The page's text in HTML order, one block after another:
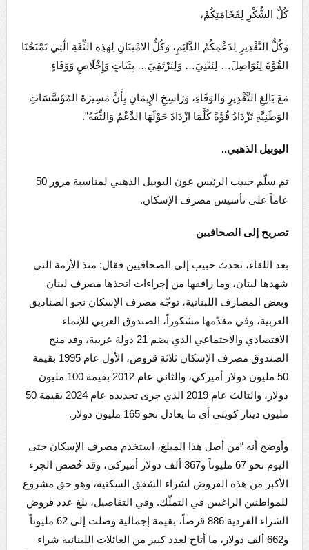
كُلُّ الشُّكْرِ لِفَخَامَتِكُمْ،
وَكُلُّ التَّقْدِيرِ لِدَعْمِكُمُ الدَّائِمِ، وَكُلُّ الامْتِنَانِ لِهَذِهِ الثِّقَةِ الَّتِي تَمْنَحُنَا
القُوَّةَ لِنُوَاصِلَ… لِنَبْنِيَ… وَلِنَرْتَقِيَ… بِثَبَاتٍ وَإِخْلَاصٍ وَوَفَاءٍ
مَعَ بَالِغِ التَّقْدِيرِ وَالوَفَاءِ، وَرَاسِخِ الإِيمَانِ بِأَنَّ مَسِيرَةَ المُؤَسَّسَاتِ
الوَطَنِيَّةِ تَزْدَادُ قُوَّةً كُلَّمَا ازْدَادَ حَوْلَهَا الدَّعْمُ وَالثِّقَةُ”.
اليوبيل الذهبي..
ثم سلّم حبيب الرئيس عون اليوبيل الذهبي لمناسبة مرور 50
عاماً على تأسيس مصرف الإسكان.
تصريح إلى الصحافيين
بعد اللقاء، تحدث حبيب إلى الصحافيين فقال: منذ الأزمة التي
شهدها لبنان، وما رافقها من إجراءات اتخذها مصرف لبنان
وبعض المصارف اللبنانية، توجّه مصرف الإسكان نحو الصناديق
العربية، وفي مقدّمها مشكوراً، الصندوق العربي للإنماء
الاقتصادي والاجتماعي الذي يضم 21 دولة عربية، وقد منح
الصندوق مصرف الإسكان ثلاثة قروض، الأول عام 1995 بقيمة
50 مليون دولار أميركي، والثاني عام 2012 بقيمة 100 مليون
دولار، والثالث عام 2019 الذي جرى تجديده عام 2024 بقيمة 50
مليون دينار كويتي أي ما يعادل نحو 165 مليون دولار.
وأوضح أنه “من أصل هذا المبلغ، استخدم مصرف الإسكان حتى
اليوم نحو 67 مليوناً و367 ألف دولار أميركي، وقد خُصص الجزء
الأكبر من هذه القروض لشراء الشقق السكنية، وهو حق مشروع
للمواطنين الراغبين في التملّك. وفي التفاصيل، بلغ عدد قروض
الشراء الفردية 886 قرضاً، بقيمة إجمالية وصلت إلى 62 مليوناً
و662 ألف دولار، ما أتاح لعدد كبير من العائلات اللبنانية شراء